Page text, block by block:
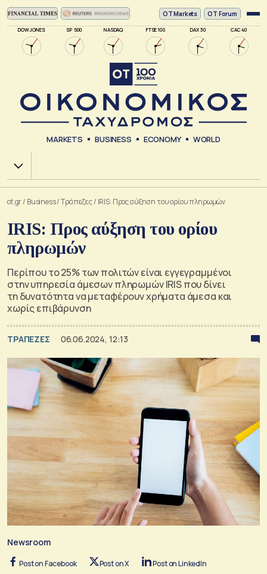
DOW JONES SP 500 NASDAQ FTSE 100 DAX 30 CAC 40
ΟΤ Markets OT Forum
MARKETS BUSINESS ECONOMY WORLD
Χ.Α.
ot.gr/ Business/Τράπεζες/ IRIS: Προς αύξηση του ορίου πληρωμών
IRIS: Προς αύξηση του ορίου
πληρωμών
Περίπου το 25% των πολιτών είναι εγγεγραμμένοι
στην υπηρεσία άμεσων πληρωμών IRIS που δίνει
τη δυνατότητα να μεταφέρουν χρήματα άμεσα και
χωρίς επιβάρυνση
ΤΡΑΠΕΖΕΣ 06.06.2024, 12:13
Newsroom
Post on Facebook Post on X Post on LinkedIn